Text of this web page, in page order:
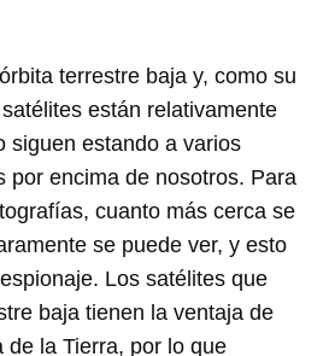
terrestre baja y, como su
están relativamente
siguen estando a varios
por encima de nosotros. Para
cuanto más cerca se
se puede ver, y esto
Los satélites que
baja tienen la ventaja de
de la Tierra, por lo que